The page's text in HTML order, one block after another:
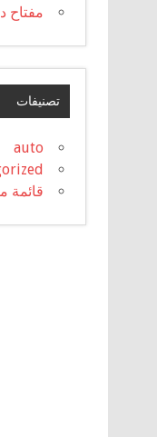
مفتاح
تصنيفات
auto
قائمة